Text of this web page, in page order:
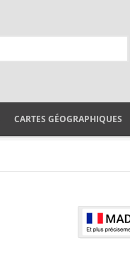
CARTES GÉOGRAPHIQUES